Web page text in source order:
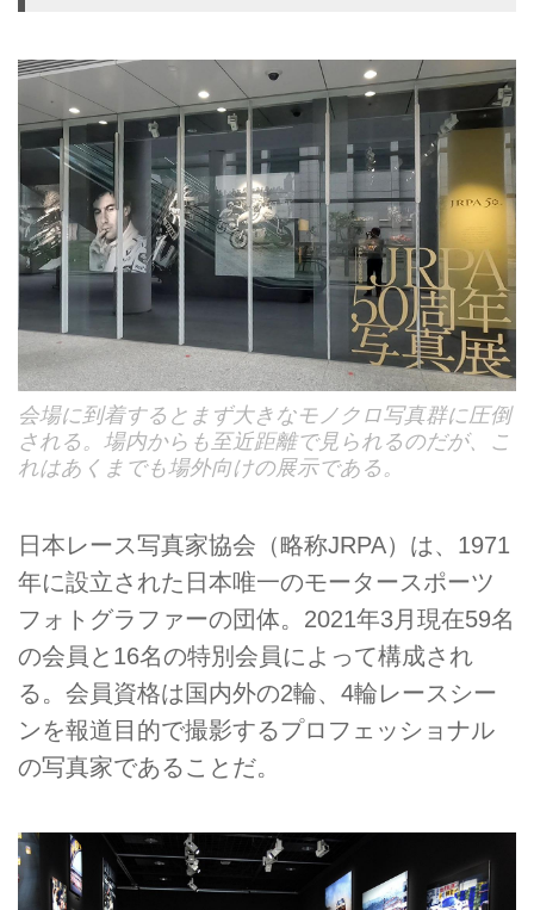
会場に到着するとまず大きなモノクロ写真群に圧倒
される。場内からも至近距離で見られるのだが、こ
れはあくまでも場外向けの展示である。
日本レース写真家協会（略称JRPA）は、1971
年に設立された日本唯一のモータースポーツ
フォトグラファーの団体。2021年3月現在59名
の会員と16名の特別会員によって構成され
る。会員資格は国内外の2輪、4輪レースシー
ンを報道目的で撮影するプロフェッショナル
の写真家であることだ。